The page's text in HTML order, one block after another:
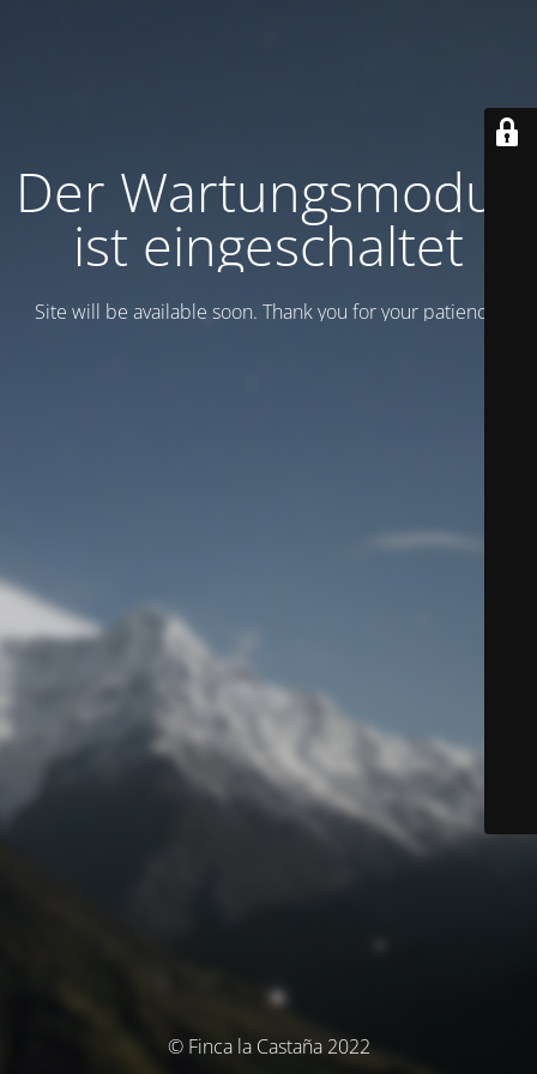
Der Wartungsmodus
ist eingeschaltet
Site will be available soon. Thank you for your patience!
© Finca la Castaña 2022